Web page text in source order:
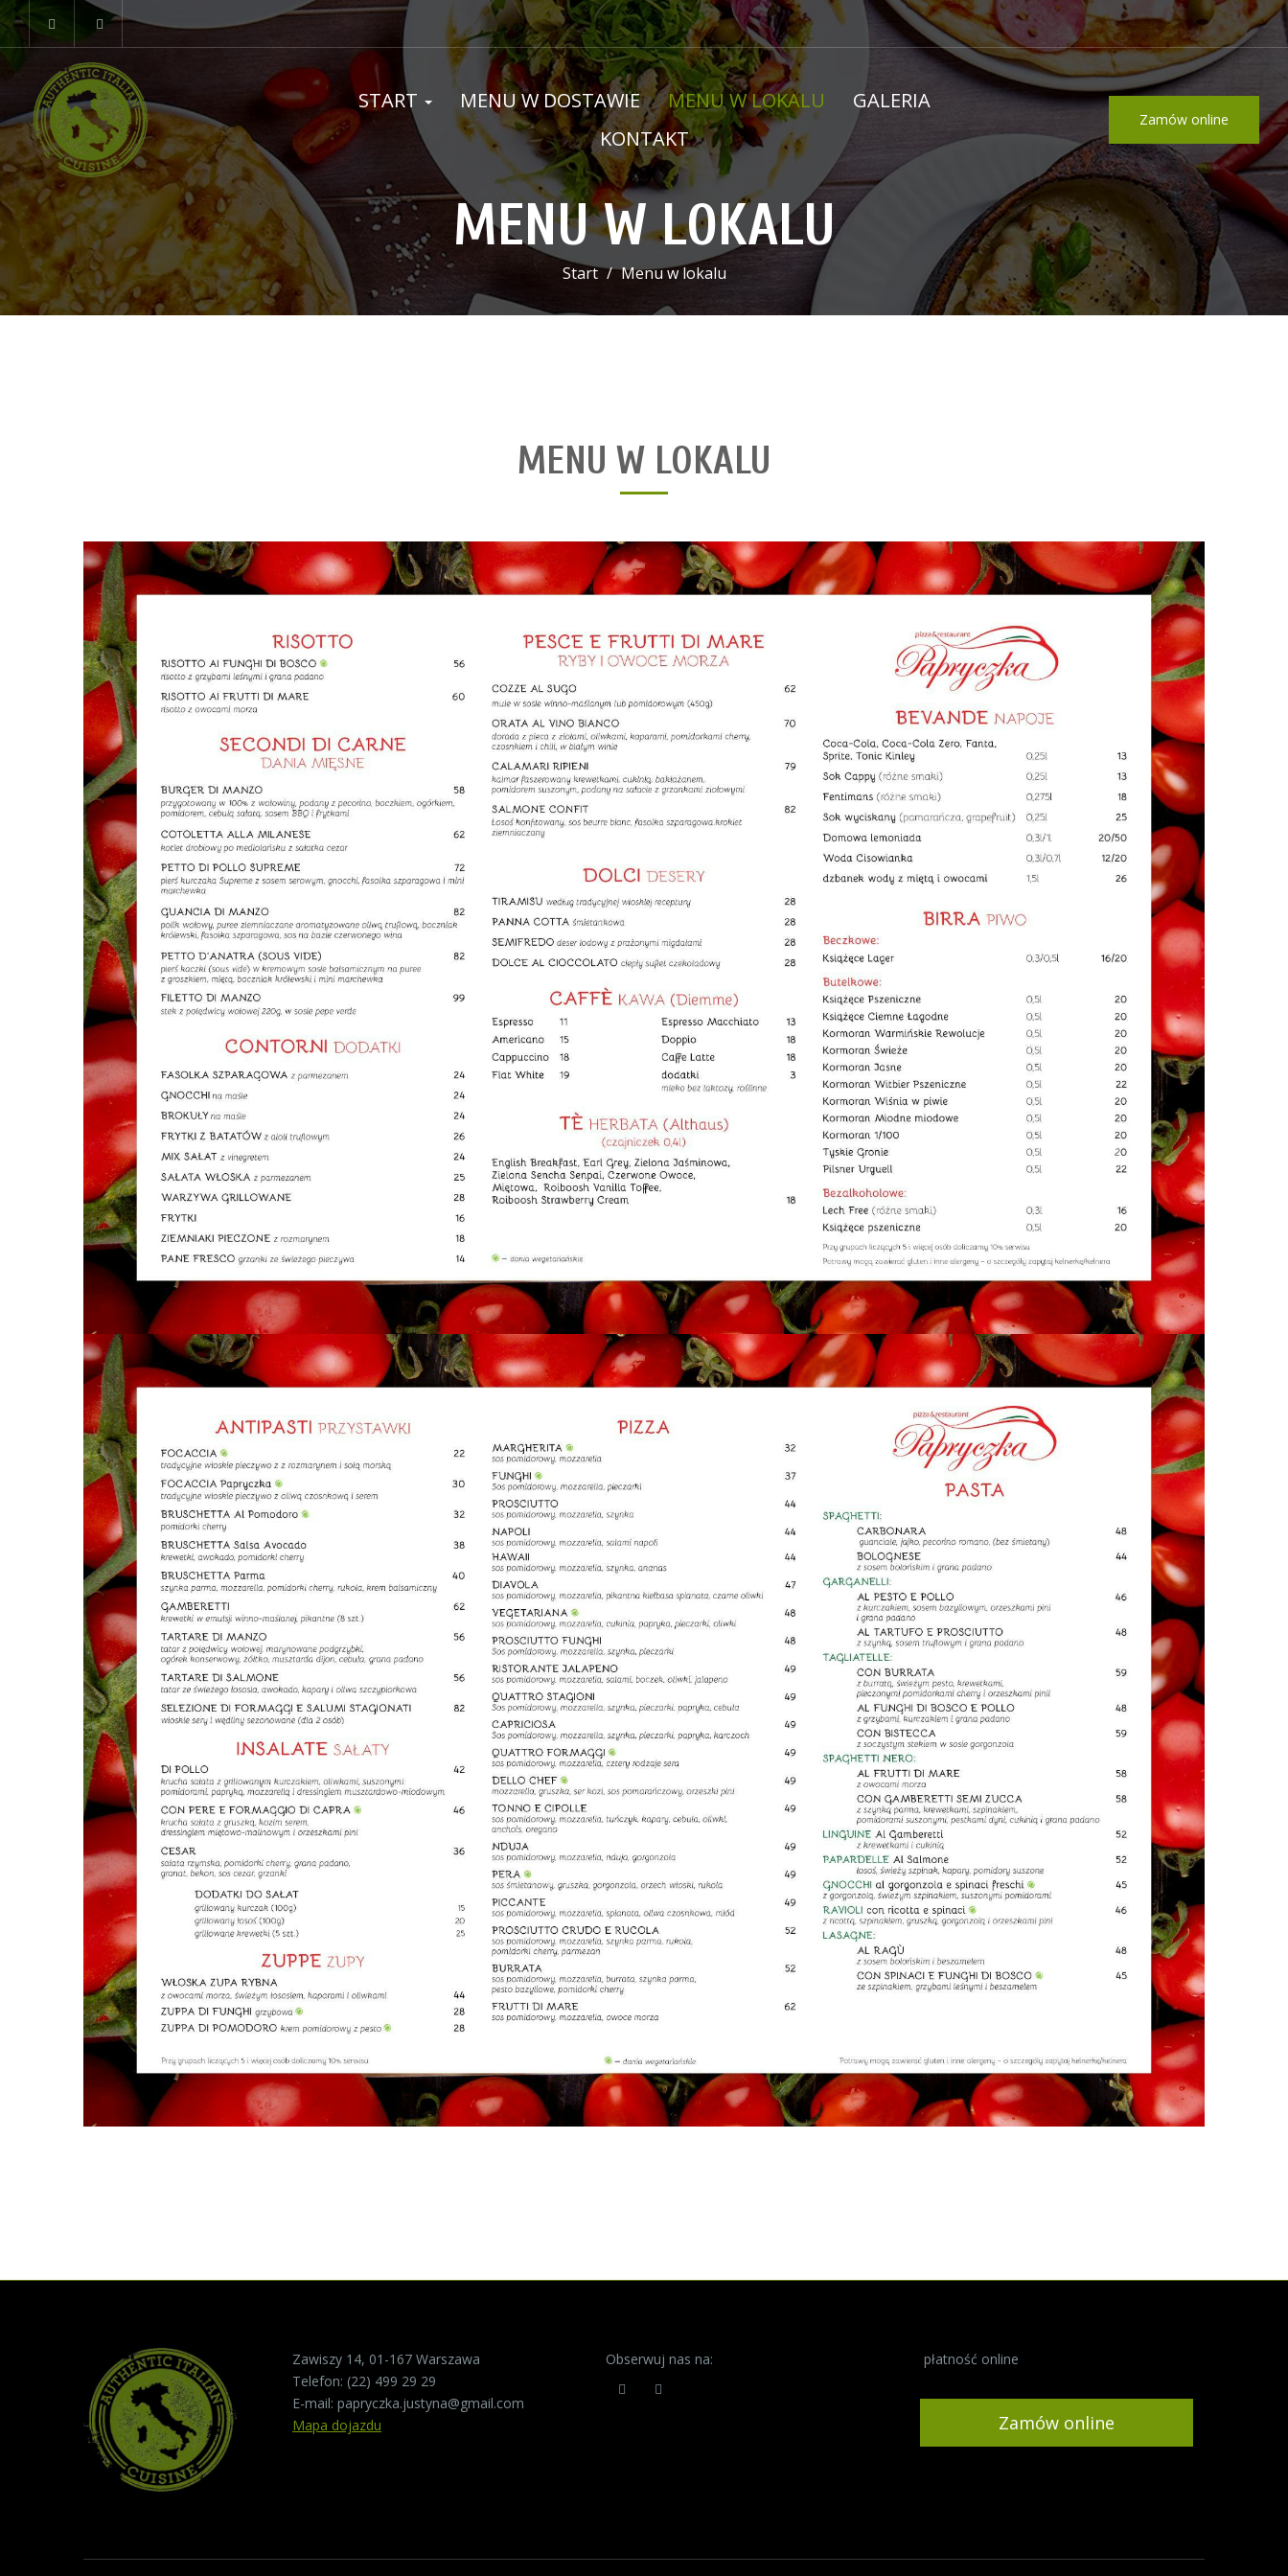
START MENU W DOSTAWIE MENU W LOKALU
GALERIA
KONTAKT
Zamów online
MENU W LOKALU
Start Menu w lokalu
MENU W LOKALU
Zawiszy 14, 01-167 Warszawa
Telefon: (22) 499 29 29
E-mail:papryczka.justyna@gmail.com
Mapa dojazdu
Obserwuj nas na: płatność online
Zamów online